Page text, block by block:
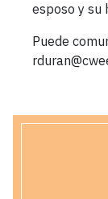
esposo y su
Puede